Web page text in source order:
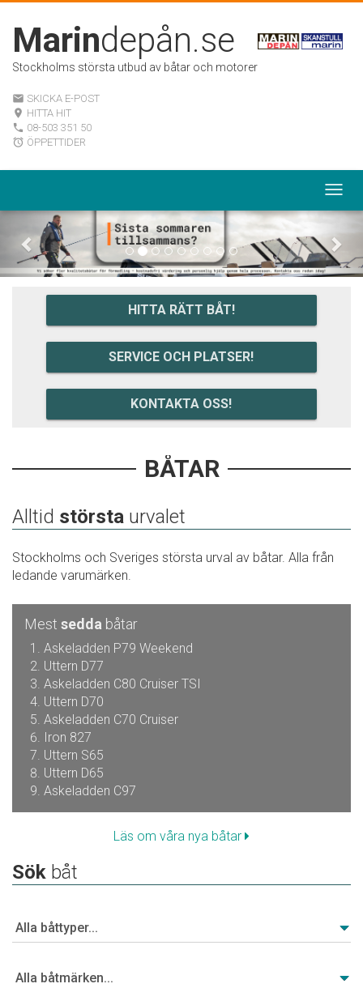
Marindepån.se
Stockholms största utbud av båtar och motorer
email SKICKA E-POST
room HITTA HIT
local_phone 08-503 351 50
alarm ÖPPETTIDER
Previous
HITTA RÄTT BÅT!
SERVICE OCH PLATSER!
KONTAKTA OSS!
BÅTAR
Alltid största urvalet
Stockholms och Sveriges största urval av båtar. Alla från
ledande varumärken.
Mest sedda båtar
Askeladden P79 Weekend
Uttern D77
Askeladden C80 Cruiser TSI
Uttern D70
Askeladden C70 Cruiser
Iron 827
Uttern S65
Uttern D65
Askeladden C97
Läs om våra nya båtar
Sök båt